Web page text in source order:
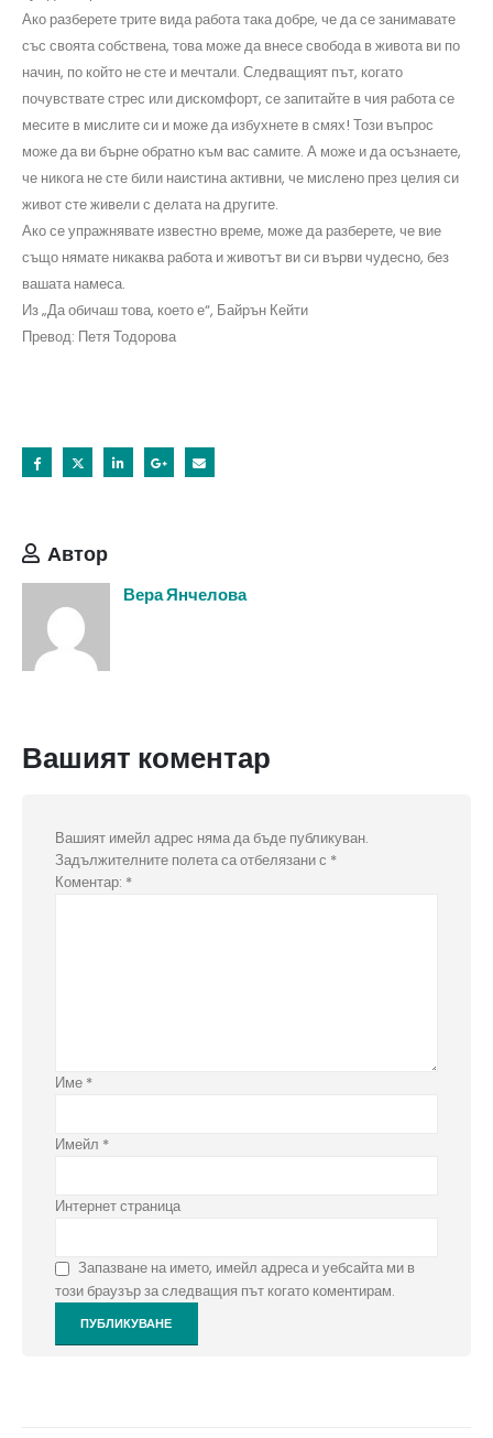
Ако разберете трите вида работа така добре, че да се занимавате
със своята собствена, това може да внесе свобода в живота ви по
начин, по който не сте и мечтали. Следващият път, когато
почувствате стрес или дискомфорт, се запитайте в чия работа се
месите в мислите си и може да избухнете в смях! Този въпрос
може да ви бърне обратно към вас самите. А може и да осъзнаете,
че никога не сте били наистина активни, че мислено през целия си
живот сте живели с делата на другите.
Ако се упражнявате известно време, може да разберете, че вие
също нямате никаква работа и животът ви си върви чудесно, без
вашата намеса.
Из „Да обичаш това, което е“, Байрън Кейти
Превод: Петя Тодорова
Автор
Вера Янчелова
Вашият коментар
Вашият имейл адрес няма да бъде публикуван.
Задължителните полета са отбелязани с *
Коментар: *
Име *
Имейл *
Интернет страница
Запазване на името, имейл адреса и уебсайта ми в
този браузър за следващия път когато коментирам.